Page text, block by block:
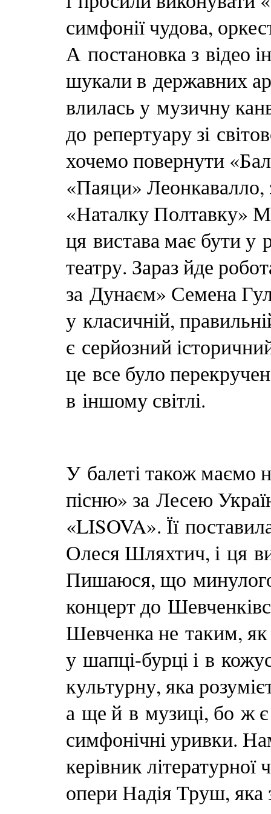
симфонії чудова,
А постановка з відео
шукали в державних
влилась у музичну
до репертуару зі
хочемо повернути
«Паяци» Леонкавалло,
«Наталку Полтавку»
ця вистава має бути у
театру. Зараз йде
за Дунаєм» Семена
у класичній,
є серйозний
це все було
в іншому світлі.
У балеті також маємо
пісню» за Лесею
«LISOVA». Її
Олеся Шляхтич, і ця
Пишаюся, що
концерт до
Шевченка не таким,
у шапці-бурці і в
культурну, яка
а ще й в музиці, бо ж є
симфонічні уривки.
керівник літературної
опери Надія Труш, яка